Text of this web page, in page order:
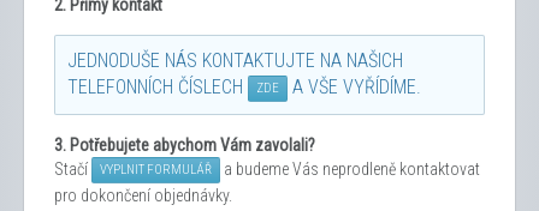
2. Přímý kontakt
JEDNODUŠE NÁS KONTAKTUJTE NA NAŠICH
TELEFONNÍCH ČÍSLECH
ZDE A VŠE VYŘÍDÍME.
3. Potřebujete abychom Vám zavolali?
Stačí
VYPLNIT FORMULÁŘ
a budeme Vás neprodleně kontaktovat
pro dokončení objednávky.